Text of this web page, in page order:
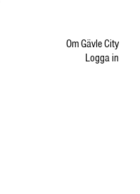
Om Gävle City
Logga in